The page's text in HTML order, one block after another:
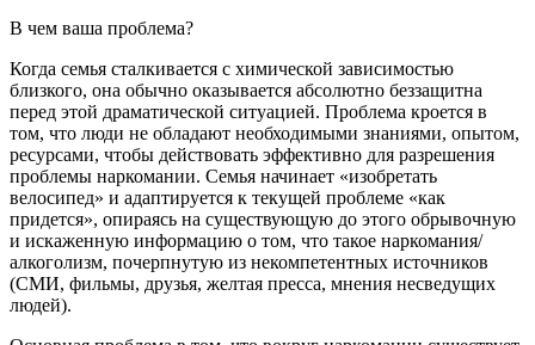
В чем ваша проблема?
Когда семья сталкивается с химической зависимостью
близкого, она обычно оказывается абсолютно беззащитна
перед этой драматической ситуацией. Проблема кроется в
том, что люди не обладают необходимыми знаниями, опытом,
ресурсами, чтобы действовать эффективно для разрешения
проблемы наркомании. Семья начинает «изобретать
велосипед» и адаптируется к текущей проблеме «как
придется», опираясь на существующую до этого обрывочную
и искаженную информацию о том, что такое наркомания/
алкоголизм, почерпнутую из некомпетентных источников
(СМИ, фильмы, друзья, желтая пресса, мнения несведущих
людей).